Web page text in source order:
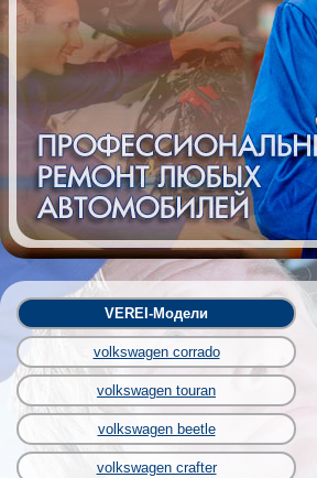
VEREI-Модели
volkswagen corrado
volkswagen touran
volkswagen beetle
volkswagen crafter